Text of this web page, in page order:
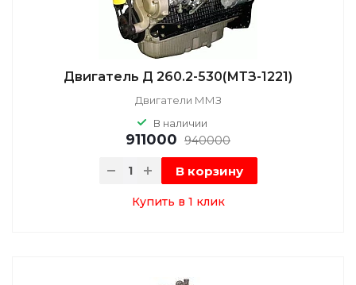
Двигатель Д 260.2-530(МТЗ-1221)
Двигатели ММЗ
В наличии
911000 940000
В корзину
Купить в 1 клик